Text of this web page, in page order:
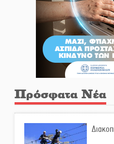
Πρόσφατα Νέα